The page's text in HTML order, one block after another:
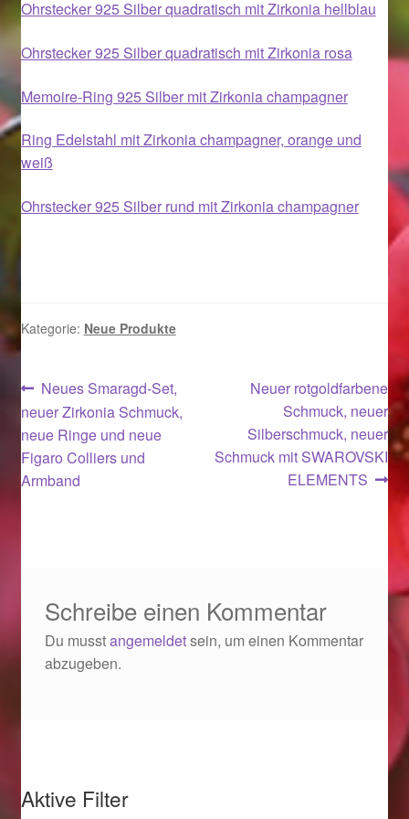
Ostergeschenke finden für Ostern 2019
Ostergeschenke finden für Ostern 2021
Ostergeschenke finden für Ostern 2022
Partner
Valentinstag
Valentinstag 2016
Warenkorb
Weihnachtsangebote 2015
Weihnachtsangebote 2018
Ohrstecker 925 Silber quadratisch mit Zirkonia hellblau
Ohrstecker 925 Silber quadratisch mit Zirkonia rosa
Memoire-Ring 925 Silber mit Zirkonia champagner
Ring Edelstahl mit Zirkonia champagner, orange und
weiß
Ohrstecker 925 Silber rund mit Zirkonia champagner
Kategorie: Neue Produkte
Beitragsnavigation
Vorheriger
Beitrag:
Neues Smaragd-Set,
neuer Zirkonia Schmuck,
neue Ringe und neue
Figaro Colliers und
Armband
Nächster
Beitrag:
Neuer rotgoldfarbene
Schmuck, neuer
Silberschmuck, neuer
Schmuck mit SWAROVSKI
ELEMENTS
Schreibe einen Kommentar
Du musstangemeldetsein, um einen Kommentar
abzugeben.
Aktive Filter